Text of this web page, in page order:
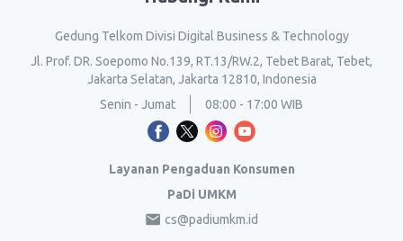
Gedung Telkom Divisi Digital Business & Technology
Jl. Prof. DR. Soepomo No.139, RT.13/RW.2, Tebet Barat, Tebet,
Jakarta Selatan, Jakarta 12810, Indonesia
Senin - Jumat
08:00 - 17:00 WIB
Layanan Pengaduan Konsumen
PaDi UMKM
cs@padiumkm.id